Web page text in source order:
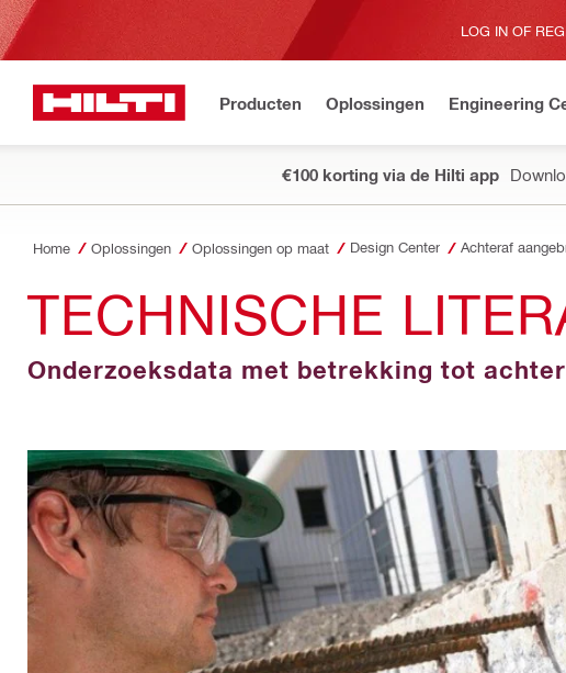
LOG IN OF
Producten Oplossingen Engineering
€100 korting via de Hilti app
Home Oplossingen Oplossingen op maat Design Center
TECHNISCHE
Onderzoeksdata met betrekking tot